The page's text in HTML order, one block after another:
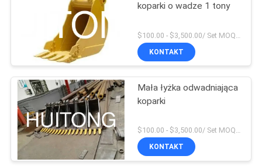
koparki o wadze 1 tony
KONTAKT
Mała łyżka odwadniająca
koparki
$100.00 - $3,500.00/ Set MOQ:1
KONTAKT